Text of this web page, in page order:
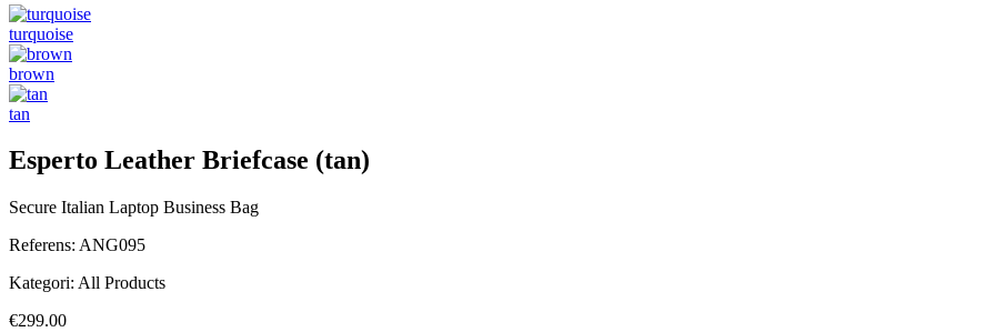
turquoise
brown
tan
Esperto Leather Briefcase (tan)
Secure Italian Laptop Business Bag
Referens: ANG095
Kategori: All Products
€299.00